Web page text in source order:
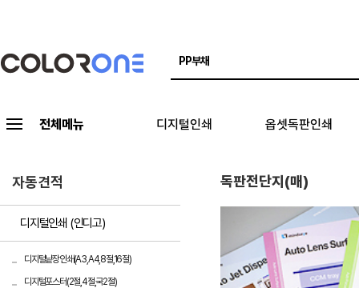
전체메뉴 디지털인쇄 옵셋독판인쇄
자동견적
디지털인쇄 (인디고)
디지털낱장인쇄(A3,A4,8절,16절)
디지털포스터(2절,4절,국2절)
독판전단지(매)